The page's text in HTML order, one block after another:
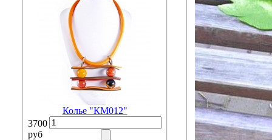
Колье "КМ012"
3700
руб